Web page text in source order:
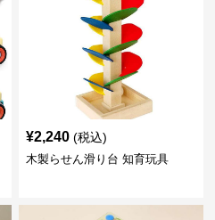
¥2,240 (税込)
木製らせん滑り台 知育玩具